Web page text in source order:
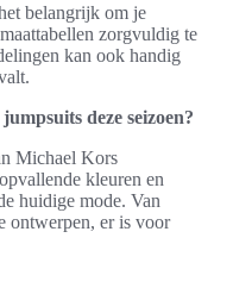
belangrijk om je
zorgvuldig te
kan ook handig
deze seizoen?
Michael Kors
kleuren en
huidige mode. Van
ontwerpen, er is voor